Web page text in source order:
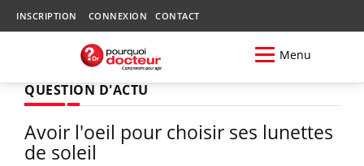
INSCRIPTION CONNEXION CONTACT
Menu
QUESTION D'ACTU
Avoir l'oeil pour choisir ses lunettes
de soleil